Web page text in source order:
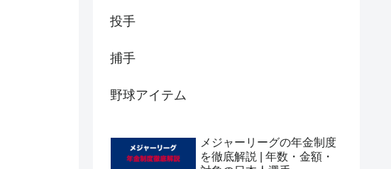
投手
捕手
野球アイテム
メジャーリーグの年金制度
を徹底解説 | 年数・金額・